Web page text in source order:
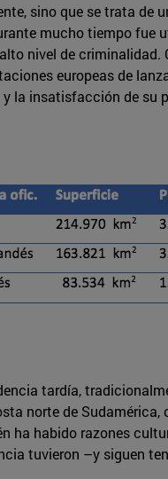
sino que se trata de
mucho tiempo fue
nivel de criminalidad.
europeas de
la insatisfacción de su
tardía,
norte de
ha habido razones
tuvieron –y siguen